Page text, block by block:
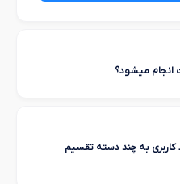
انجام میشود؟
کاربری به چند دسته تقسیم